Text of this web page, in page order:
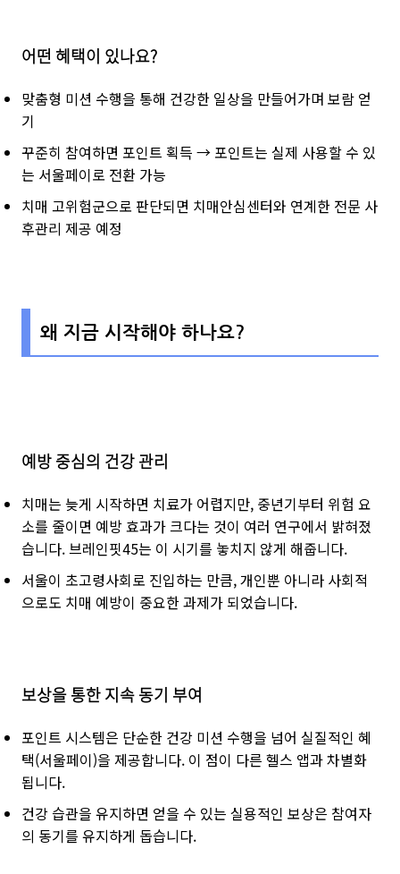
어떤 혜택이 있나요?
맞춤형 미션 수행을 통해 건강한 일상을 만들어가며 보람 얻
기
꾸준히 참여하면 포인트 획득 → 포인트는 실제 사용할 수 있
는 서울페이로 전환 가능
치매 고위험군으로 판단되면 치매안심센터와 연계한 전문 사
후관리 제공 예정
왜 지금 시작해야 하나요?
예방 중심의 건강 관리
치매는 늦게 시작하면 치료가 어렵지만, 중년기부터 위험 요
소를 줄이면 예방 효과가 크다는 것이 여러 연구에서 밝혀졌
습니다. 브레인핏45는 이 시기를 놓치지 않게 해줍니다.
서울이 초고령사회로 진입하는 만큼, 개인뿐 아니라 사회적
으로도 치매 예방이 중요한 과제가 되었습니다.
보상을 통한 지속 동기 부여
포인트 시스템은 단순한 건강 미션 수행을 넘어 실질적인 혜
택(서울페이)을 제공합니다. 이 점이 다른 헬스 앱과 차별화
됩니다.
건강 습관을 유지하면 얻을 수 있는 실용적인 보상은 참여자
의 동기를 유지하게 돕습니다.